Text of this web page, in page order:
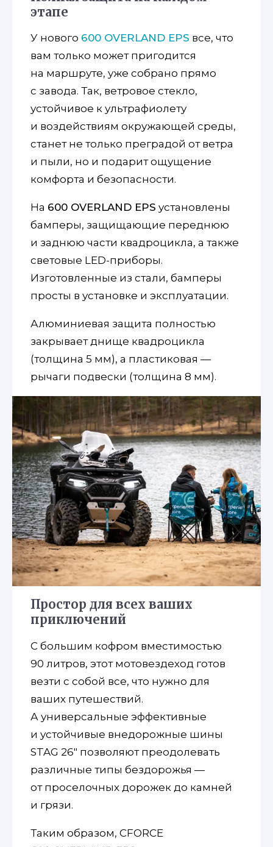
этапе
У нового 600 OVERLAND EPS все, что
вам только может пригодится
на маршруте, уже собрано прямо
с завода. Так, ветровое стекло,
устойчивое к ультрафиолету
и воздействиям окружающей среды,
станет не только преградой от ветра
и пыли, но и подарит ощущение
комфорта и безопасности.
На 600 OVERLAND EPS установлены
бамперы, защищающие переднюю
и заднюю части квадроцикла, а также
световые LED-приборы.
Изготовленные из стали, бамперы
просты в установке и эксплуатации.
Алюминиевая защита полностью
закрывает днище квадроцикла
(толщина 5 мм), а пластиковая —
рычаги подвески (толщина 8 мм).
Простор для всех ваших
приключений
С большим кофром вместимостью
90 литров, этот мотовездеход готов
везти с собой все, что нужно для
ваших путешествий.
А универсальные эффективные
и устойчивые внедорожные шины
STAG 26″ позволяют преодолевать
различные типы бездорожья —
от проселочных дорожек до камней
и грязи.
Таким образом, CFORCE